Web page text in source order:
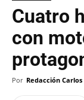
Cuatro
con
Por Redacción Carlos